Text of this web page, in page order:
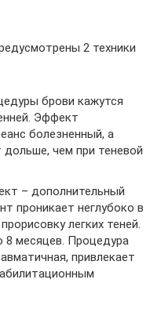
2 техники
брови кажутся
Эффект
болезненный, а
чем при теневой
– дополнительный
проникает неглубоко в
легких теней.
8 месяцев. Процедура
привлекает